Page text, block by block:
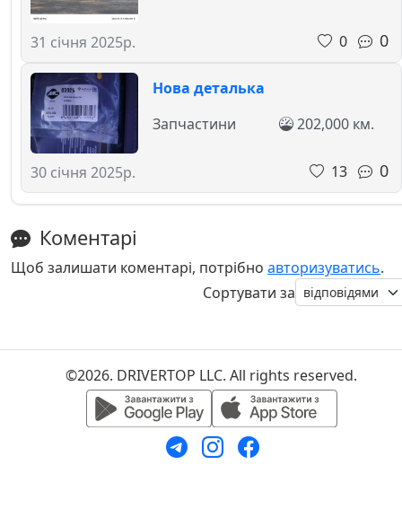
31 січня 2025р. 0 0
Нова деталька
30 січня 2025р.
Запчастини 202,000 км.
13 0
Коментарі
Щоб залишати коментарі, потрібно авторизуватись.
Сортувати за
©2026. DRIVERTOP LLC. All rights reserved.